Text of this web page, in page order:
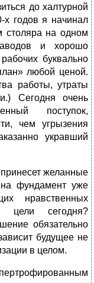
до халтурной
годов я начинал
столяра на одном
и хорошо
буквально
любой ценой.
работы, утраты
Сегодня очень
поступок,
чем угрызения
укравший
желанные
на фундамент уже
нравственных
цели сегодня?
обязательно
будущее не
в целом.